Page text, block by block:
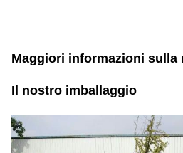
Maggiori informazioni sulla
Il nostro imballaggio